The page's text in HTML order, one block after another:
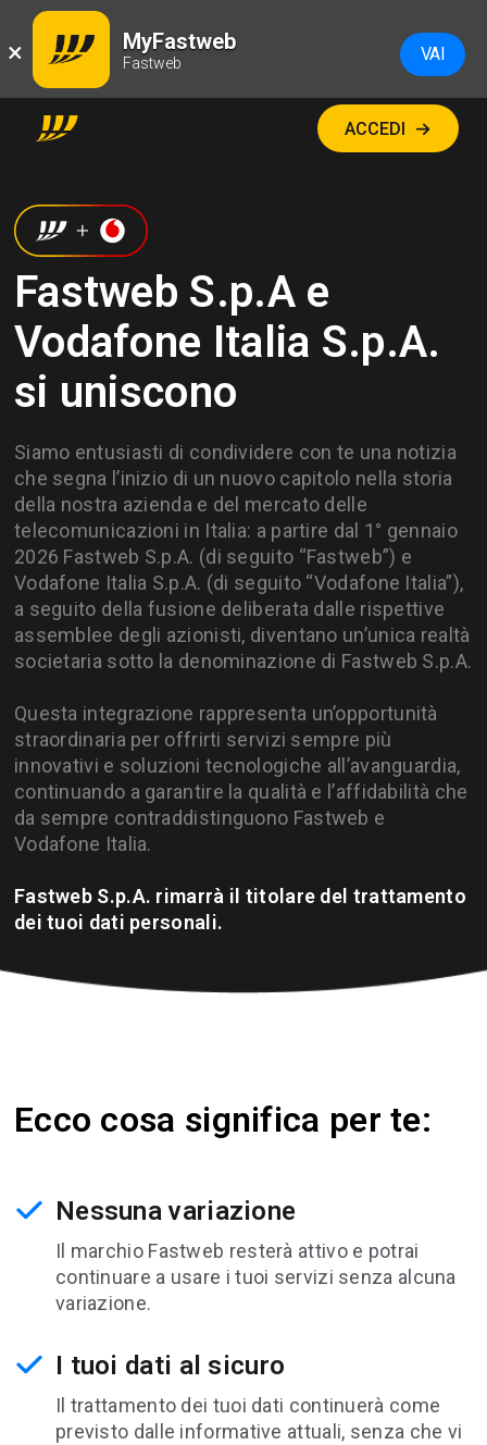
× MyFastweb
Fastweb VAI
ACCEDI
Fastweb S.p.A e
Vodafone Italia S.p.A.
si uniscono
Siamo entusiasti di condividere con te una notizia
che segna l’inizio di un nuovo capitolo nella storia
della nostra azienda e del mercato delle
telecomunicazioni in Italia: a partire dal 1° gennaio
2026 Fastweb S.p.A. (di seguito “Fastweb”) e
Vodafone Italia S.p.A. (di seguito “Vodafone Italia”),
a seguito della fusione deliberata dalle rispettive
assemblee degli azionisti, diventano un’unica realtà
societaria sotto la denominazione di Fastweb S.p.A.
Questa integrazione rappresenta un’opportunità
straordinaria per offrirti servizi sempre più
innovativi e soluzioni tecnologiche all’avanguardia,
continuando a garantire la qualità e l’affidabilità che
da sempre contraddistinguono Fastweb e
Vodafone Italia.
Fastweb S.p.A. rimarrà il titolare del trattamento
dei tuoi dati personali.
Ecco cosa significa per te:
Nessuna variazione
Il marchio Fastweb resterà attivo e potrai
continuare a usare i tuoi servizi senza alcuna
variazione.
I tuoi dati al sicuro
Il trattamento dei tuoi dati continuerà come
previsto dalle informative attuali, senza che vi